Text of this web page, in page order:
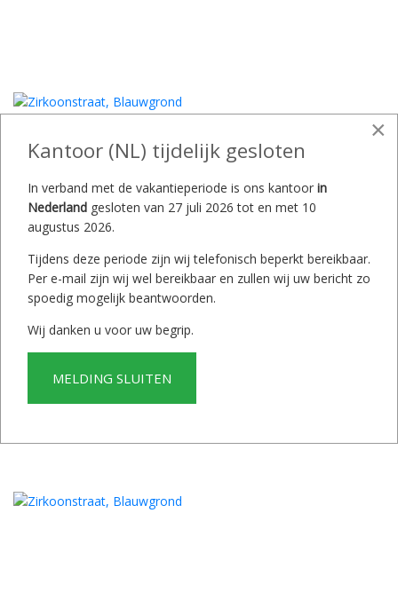
×
Kantoor (NL) tijdelijk gesloten
In verband met de vakantieperiode is ons kantoor in
Nederland gesloten van 27 juli 2026 tot en met 10
augustus 2026.
Tijdens deze periode zijn wij telefonisch beperkt bereikbaar.
Per e-mail zijn wij wel bereikbaar en zullen wij uw bericht zo
spoedig mogelijk beantwoorden.
Wij danken u voor uw begrip.
MELDING SLUITEN